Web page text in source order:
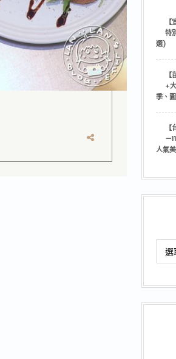
特
選)
+
季、
－
人氣
章
類